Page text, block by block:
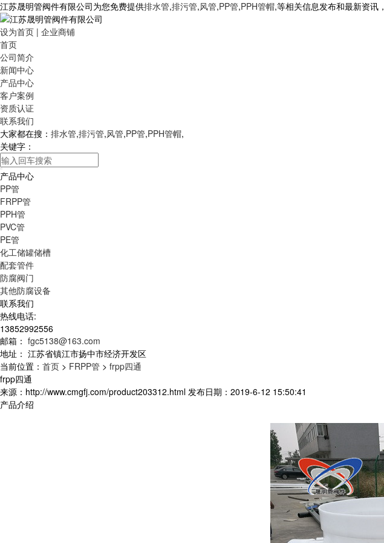
江苏晟明管阀件有限公司为您免费提供排水管,排污管,风管,PP管,PPH管帽,等相关信息发布和最新资讯，
设为首页 | 企业商铺
首页
公司简介
新闻中心
产品中心
客户案例
资质认证
联系我们
大家都在搜： 排水管,排污管,风管,PP管,PPH管帽,
关键字：
产品中心
PP管
FRPP管
PPH管
PVC管
PE管
化工储罐储槽
配套管件
防腐阀门
其他防腐设备
联系我们
热线电话:
13852992556
邮箱： fgc5138@163.com
地址： 江苏省镇江市扬中市经济开发区
当前位置： 首页 > FRPP管 > frpp四通
frpp四通
来源：http://www.cmgfj.com/product203312.html 发布日期：2019-6-12 15:50:41
产品介绍